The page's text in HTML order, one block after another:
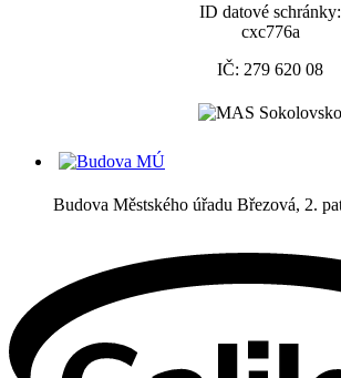
ID datové schránky:
cxc776a
IČ: 279 620 08
Budova Městského úřadu Březová, 2.